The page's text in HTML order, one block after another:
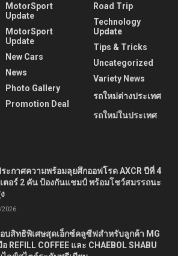
MotorSport
Update
MotorSport
Update
New Cars
News
Photo Gallery
Promotion Deal
Road Trip
Technology
Update
Tips & Tricks
Uncategorized
Variety News
รถใหม่ต่างประเทศ
รถใหม่ในประเทศ
ะกาศความพร้อมลุยศึกออฟโรด AXCR ปีที่ 4
ตอร์ 2 คัน ป้องกันแชมป์ พร้อมโชว์สมรรถนะ
2026
อบสิทธิพิเศษสุดเอ็กซ์คลูซีฟสำหรับลูกค้า MG
อ REFILL COFFEE และ CHAEBOL SHABU